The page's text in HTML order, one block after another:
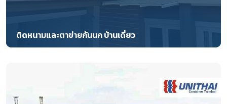
ติดหนามและตาข่ายกันนก บ้านเดี่ยว